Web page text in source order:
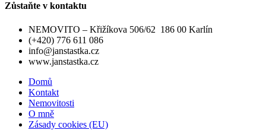
Zůstaňte v kontaktu
NEMOVITO – Křižíkova 506/62 186 00 Karlín
(+420) 776 611 086
info@janstastka.cz
www.janstastka.cz
Domů
Kontakt
Nemovitosti
O mně
Zásady cookies (EU)